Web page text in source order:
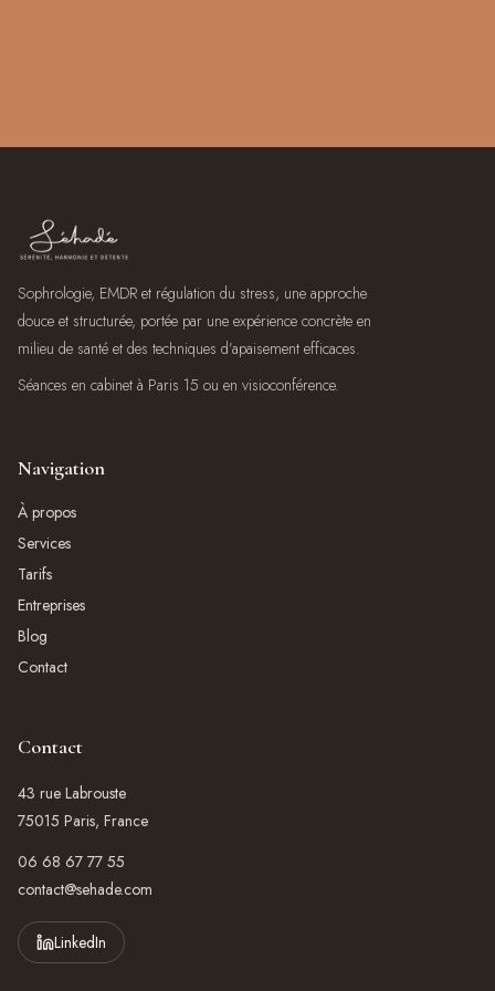
Sophrologie, EMDR et régulation du stress, une approche
douce et structurée, portée par une expérience concrète en
milieu de santé et des techniques d’apaisement efficaces.
Séances en cabinet à Paris 15 ou en visioconférence.
Navigation
À propos
Services
Tarifs
Entreprises
Blog
Contact
Contact
43 rue Labrouste
75015 Paris, France
06 68 67 77 55
contact@sehade.com
LinkedIn